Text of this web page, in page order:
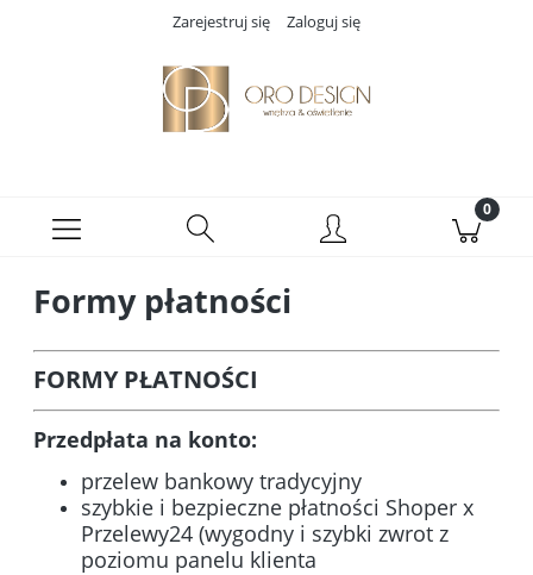
Zarejestruj się Zaloguj się
Formy płatności
FORMY PŁATNOŚCI
Przedpłata na konto:
przelew bankowy tradycyjny
szybkie i bezpieczne płatności Shoper x
Przelewy24 (wygodny i szybki zwrot z
poziomu panelu klienta